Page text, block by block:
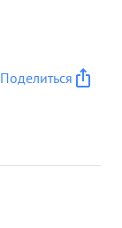
Поделиться